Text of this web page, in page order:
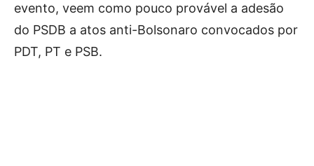
evento, veem como pouco provável a adesão
do PSDB a atos anti-Bolsonaro convocados por
PDT, PT e PSB.